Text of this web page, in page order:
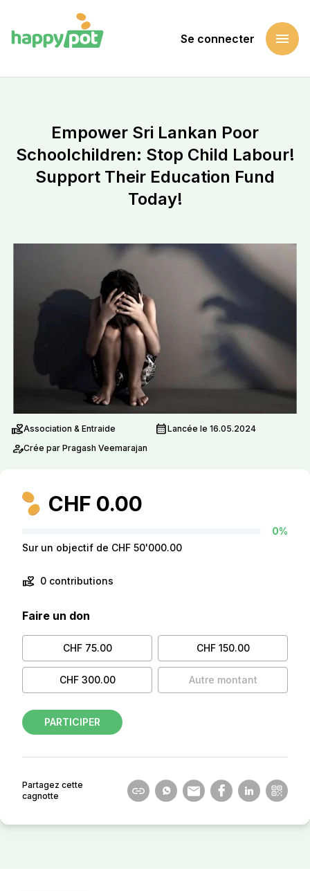
Se connecter menu
Empower Sri Lankan Poor
Schoolchildren: Stop Child Labour!
Support Their Education Fund
Today!
volunteer_activismAssociation & Entraide calendar_monthLancée le 16.05.2024
person_editCrée par Pragash Veemarajan
CHF 0.00
0%
Sur un objectif de CHF 50'000.00
volunteer_activism 0 contributions
Faire un don
CHF 75.00 CHF 150.00
CHF 300.00 Autre montant
PARTICIPER
Partagez cette
cagnotte